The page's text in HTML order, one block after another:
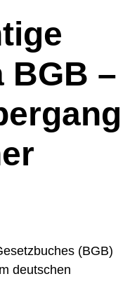
BGB –
(BGB)
deutschen